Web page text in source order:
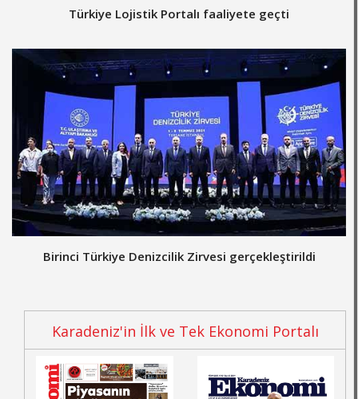
Türkiye Lojistik Portalı faaliyete geçti
Birinci Türkiye Denizcilik Zirvesi gerçekleştirildi
Karadeniz'in İlk ve Tek Ekonomi Portalı